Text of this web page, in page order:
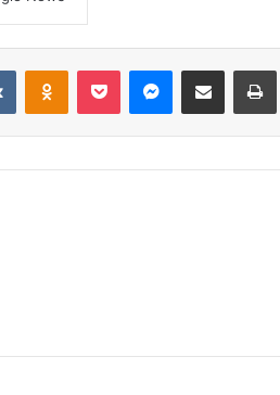
VKontakteOdnoklassniki
Pocket Messenger
Share via Email
BI Aceh Edukasi 150